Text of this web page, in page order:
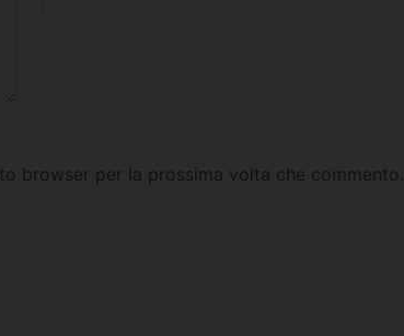
browser per la prossima volta che commento.